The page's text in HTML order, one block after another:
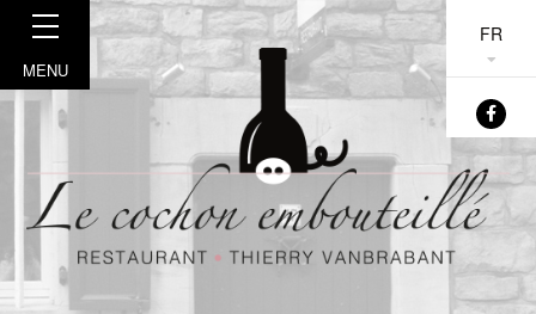
MENU
FR